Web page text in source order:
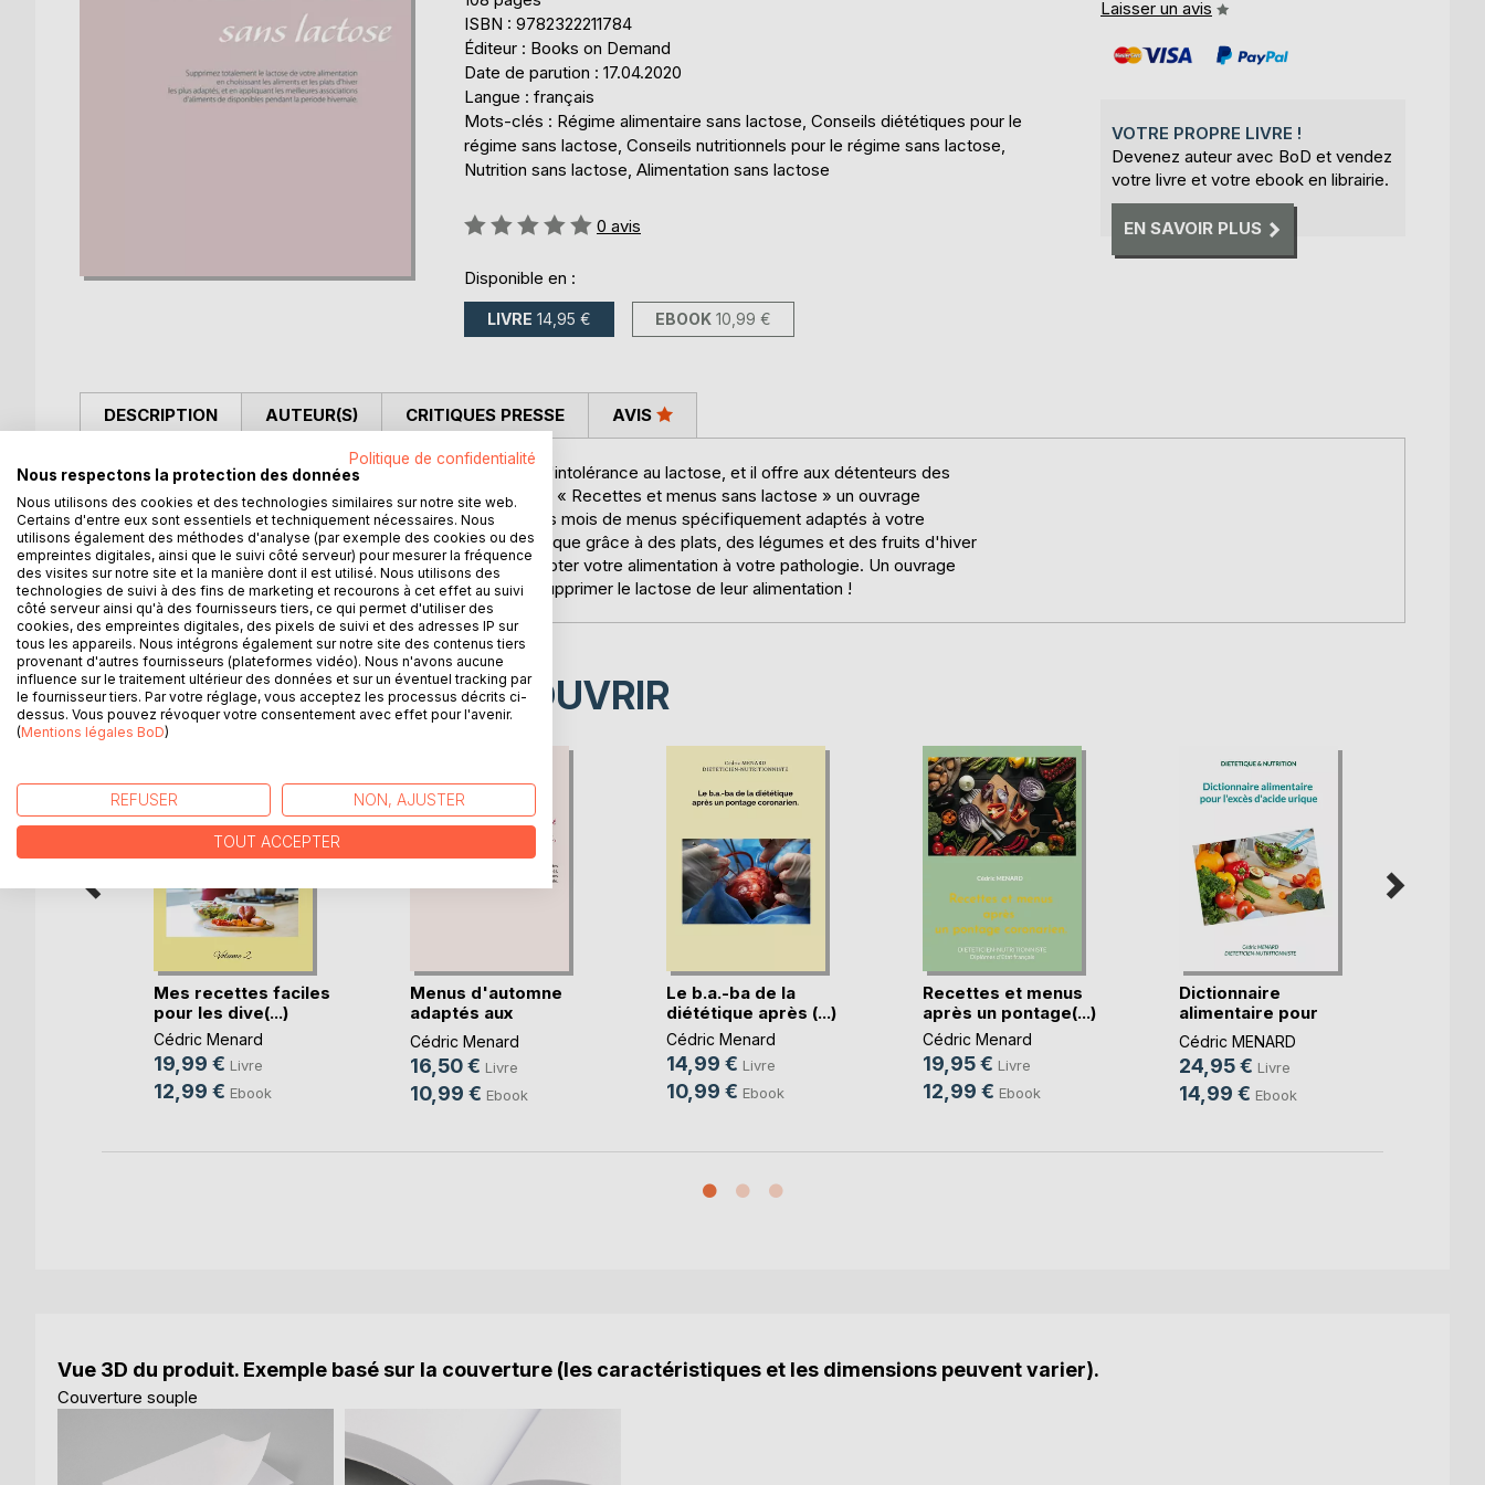
ISBN : 9782322211784
Éditeur : Books on Demand
Date de parution : 17.04.2020
Langue : français
Mots-clés : Régime alimentaire sans lactose, Conseils diététiques pour le
régime sans lactose, Conseils nutritionnels pour le régime sans lactose,
Nutrition sans lactose, Alimentation sans lactose
Évaluation:
0 avis
Disponible en :
LIVRE 14,95 € EBOOK 10,99 €
Laisser un avis
VOTRE PROPRE LIVRE !
Devenez auteur avec BoD et vendez
votre livre et votre ebook en librairie.
EN SAVOIR PLUS
DESCRIPTION
Cet ouvrage est dédié à toutes les personnes souffrant d'intolérance au lactose, et il offre aux détenteurs des
ouvrages du même auteur : « Le régime sans lactose » et « Recettes et menus sans lactose » un ouvrage
parfaitement complémentaire. L'auteur vous propose trois mois de menus spécifiquement adaptés à votre
intolérance alimentaire, tous très simples à mettre en pratique grâce à des plats, des légumes et des fruits d'hiver
vous étant proposés, vous permettant ainsi de mieux adapter votre alimentation à votre pathologie. Un ouvrage
diététique de référence pour celles et ceux qui doivent supprimer le lactose de leur alimentation !
AUTEUR(S) CRITIQUES PRESSE AVIS
D’AUTRES TITRES À DÉCOUVRIR
Mes recettes faciles
pour les dive(...)
Cédric Menard
19,99 € Livre
12,99 € Ebook
Menus d'automne
adaptés aux
règles(...)
Cédric Menard
16,50 € Livre
10,99 € Ebook
Le b.a.-ba de la
diététique après (...)
Cédric Menard
14,99 € Livre
10,99 € Ebook
Recettes et menus
après un pontage(...)
Cédric Menard
19,95 € Livre
12,99 € Ebook
Dictionnaire
alimentaire pour
l'ex(...)
Cédric MENARD
24,95 € Livre
14,99 € Ebook
Vue 3D du produit. Exemple basé sur la couverture (les caractéristiques et les dimensions peuvent varier).
Couverture souple
Politique de confidentialité
Nous respectons la protection des données
Nous utilisons des cookies et des technologies similaires sur notre site web.
Certains d'entre eux sont essentiels et techniquement nécessaires. Nous
utilisons également des méthodes d'analyse (par exemple des cookies ou des
empreintes digitales, ainsi que le suivi côté serveur) pour mesurer la fréquence
des visites sur notre site et la manière dont il est utilisé. Nous utilisons des
technologies de suivi à des fins de marketing et recourons à cet effet au suivi
côté serveur ainsi qu'à des fournisseurs tiers, ce qui permet d'utiliser des
cookies, des empreintes digitales, des pixels de suivi et des adresses IP sur
tous les appareils. Nous intégrons également sur notre site des contenus tiers
provenant d'autres fournisseurs (plateformes vidéo). Nous n'avons aucune
influence sur le traitement ultérieur des données et sur un éventuel tracking par
le fournisseur tiers. Par votre réglage, vous acceptez les processus décrits ci-
dessus. Vous pouvez révoquer votre consentement avec effet pour l'avenir.
(Mentions légales BoD)
REFUSER NON, AJUSTER
TOUT ACCEPTER